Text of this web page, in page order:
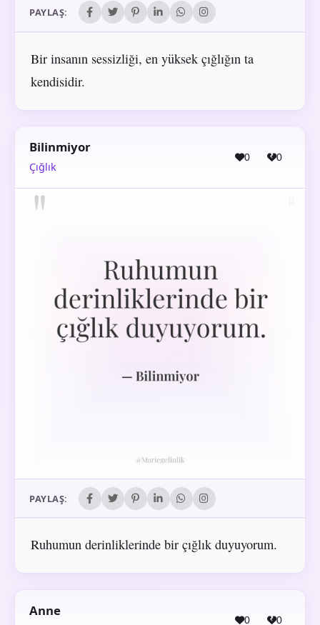
PAYLAŞ:
Bir insanın sessizliği, en yüksek çığlığın ta
kendisidir.
Bilinmiyor
Çığlık
0 0
PAYLAŞ:
Ruhumun derinliklerinde bir çığlık duyuyorum.
Anne
0 0